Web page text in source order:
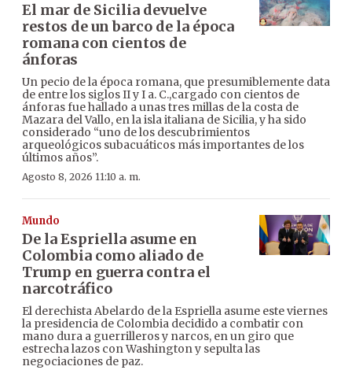
El mar de Sicilia devuelve
restos de un barco de la época
romana con cientos de
ánforas
Un pecio de la época romana, que presumiblemente data
de entre los siglos II y I a. C.,cargado con cientos de
ánforas fue hallado a unas tres millas de la costa de
Mazara del Vallo, en la isla italiana de Sicilia, y ha sido
considerado “uno de los descubrimientos
arqueológicos subacuáticos más importantes de los
últimos años”.
Agosto 8, 2026 11:10 a. m.
Mundo
De la Espriella asume en
Colombia como aliado de
Trump en guerra contra el
narcotráfico
El derechista Abelardo de la Espriella asume este viernes
la presidencia de Colombia decidido a combatir con
mano dura a guerrilleros y narcos, en un giro que
estrecha lazos con Washington y sepulta las
negociaciones de paz.